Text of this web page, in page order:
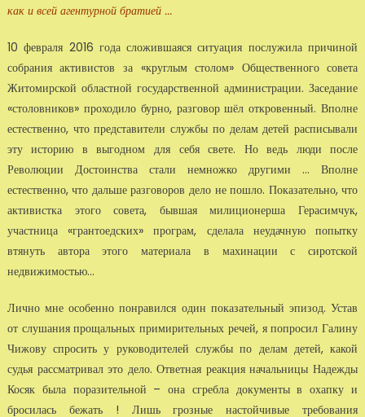
как и всей агентурной братией ...
10 февраля 2016 года сложившаяся ситуация послужила причиной
собрания активистов за «круглым столом» Общественного совета
Житомирской областной государственной администрации. Заседание
«столовников» проходило бурно, разговор шёл откровенный. Вполне
естественно, что представители службы по делам детей расписывали
эту историю в выгодном для себя свете. Но ведь люди после
Революции Достоинства стали немножко другими … Вполне
естественно, что дальше разговоров дело не пошло. Показательно, что
активистка этого совета, бывшая милиционерша Герасимчук,
участница «грантоедских» програм, сделала неудачную попытку
втянуть автора этого материала в махинации с сиротской
недвижимостью...
Лично мне особенно понравился один показательный эпизод. Устав
от слушания прощальных примирительных речей, я попросил Галину
Чижову спросить у руководителей службы по делам детей, какой
судья рассматривал это дело. Ответная реакция начальницы Надежды
Косяк была поразительной – она сгребла документы в охапку и
бросилась бежать ! Лишь грозные настойчивые требования